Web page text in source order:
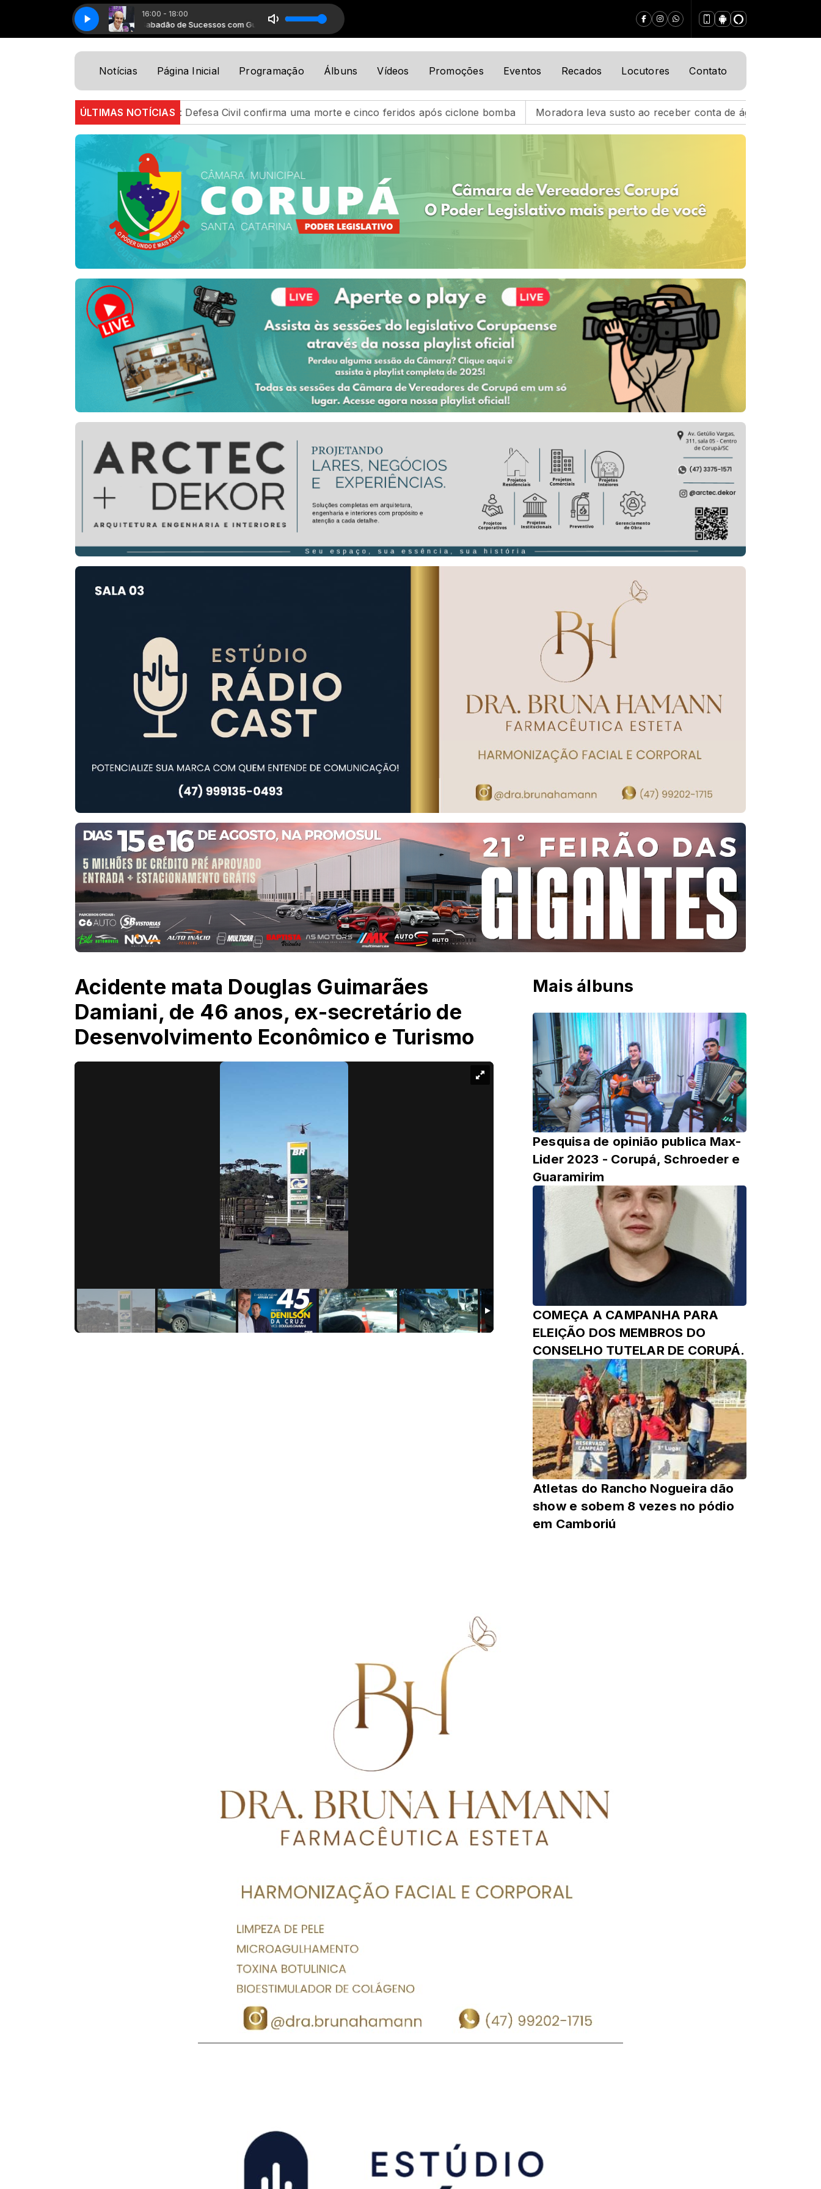
16:00 - 18:00
Sabadão de Sucessos com Guilherme RodriguesSabadão de Sucessos com Guilherme Rodrigues
Notícias Página Inicial Programação Álbuns Vídeos Promoções Eventos Recados Locutores Contato
ÚLTIMAS NOTÍCIAS
RS: Defesa Civil confirma uma morte e cinco feridos após ciclone bomba Moradora leva susto ao receber conta de água de R$ 24 milhões em SC
Acidente mata Douglas Guimarães
Damiani, de 46 anos, ex-secretário de
Desenvolvimento Econômico e Turismo
Mais álbuns
Pesquisa de opinião publica Max-
Lider 2023 - Corupá, Schroeder e
Guaramirim
COMEÇA A CAMPANHA PARA
ELEIÇÃO DOS MEMBROS DO
CONSELHO TUTELAR DE CORUPÁ.
Atletas do Rancho Nogueira dão
show e sobem 8 vezes no pódio
em Camboriú